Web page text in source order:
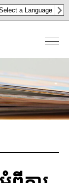
a Language